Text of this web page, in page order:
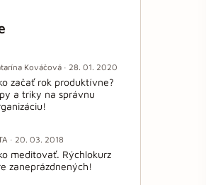
Kováčová · 28. 01. 2020
začať rok produktívne?
a triky na správnu
· 20. 03. 2018
meditovať. Rýchlokurz
zaneprázdnených!